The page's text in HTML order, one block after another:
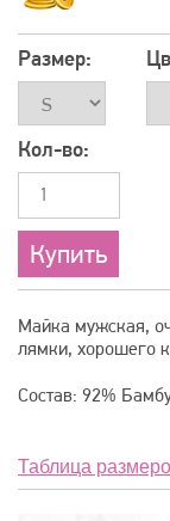
Размер:
Кол-во:
Майка мужская,
лямки, хорошего
Состав: 92%
Таблица